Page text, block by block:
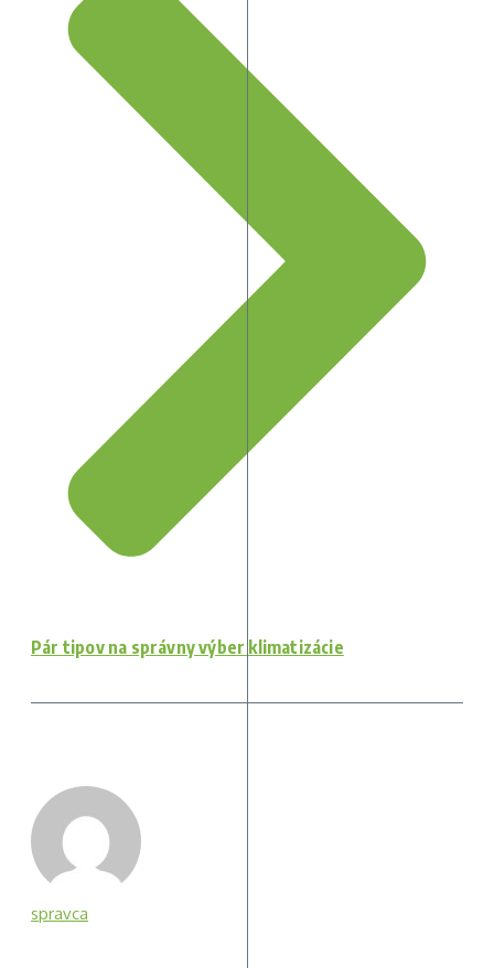
Pár tipov na správny výber klimatizácie
spravca